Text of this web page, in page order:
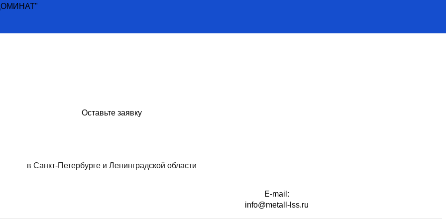
Оставьте заявку
в Санкт-Петербурге и Ленинградской области
E-mail:
info@metall-lss.ru